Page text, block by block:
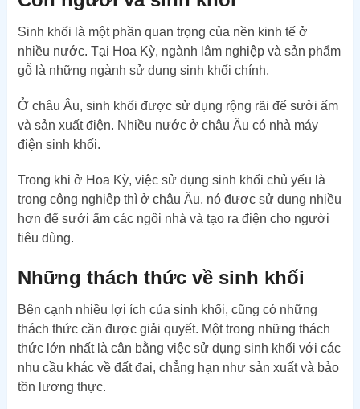
Sinh khối là một phần quan trọng của nền kinh tế ở
nhiều nước. Tại Hoa Kỳ, ngành lâm nghiệp và sản phẩm
gỗ là những ngành sử dụng sinh khối chính.
Ở châu Âu, sinh khối được sử dụng rộng rãi để sưởi ấm
và sản xuất điện. Nhiều nước ở châu Âu có nhà máy
điện sinh khối.
Trong khi ở Hoa Kỳ, việc sử dụng sinh khối chủ yếu là
trong công nghiệp thì ở châu Âu, nó được sử dụng nhiều
hơn để sưởi ấm các ngôi nhà và tạo ra điện cho người
tiêu dùng.
Những thách thức về sinh khối
Bên cạnh nhiều lợi ích của sinh khối, cũng có những
thách thức cần được giải quyết. Một trong những thách
thức lớn nhất là cân bằng việc sử dụng sinh khối với các
nhu cầu khác về đất đai, chẳng hạn như sản xuất và bảo
tồn lương thực.